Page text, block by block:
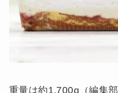
重量は約1,700g（編集